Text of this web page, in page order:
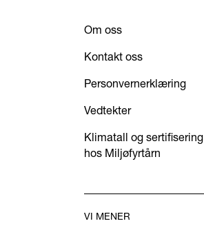
Om oss
Kontakt oss
Personvernerklæring
Vedtekter
Klimatall og sertifisering
hos Miljøfyrtårn
VI MENER